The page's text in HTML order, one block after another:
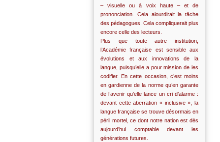
– visuelle ou à voix haute – et de
prononciation. Cela alourdirait la tâche
des pédagogues. Cela compliquerait plus
encore celle des lecteurs.
Plus que toute autre institution,
l’Académie française est sensible aux
évolutions et aux innovations de la
langue, puisqu’elle a pour mission de les
codifier. En cette occasion, c’est moins
en gardienne de la norme qu’en garante
de l’avenir qu’elle lance un cri d’alarme :
devant cette aberration « inclusive », la
langue française se trouve désormais en
péril mortel, ce dont notre nation est dès
aujourd’hui comptable devant les
générations futures.